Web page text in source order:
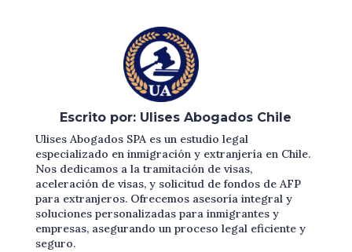
Escrito por: Ulises Abogados Chile
Ulises Abogados SPA es un estudio legal
especializado en inmigración y extranjería en Chile.
Nos dedicamos a la tramitación de visas,
aceleración de visas, y solicitud de fondos de AFP
para extranjeros. Ofrecemos asesoría integral y
soluciones personalizadas para inmigrantes y
empresas, asegurando un proceso legal eficiente y
seguro.